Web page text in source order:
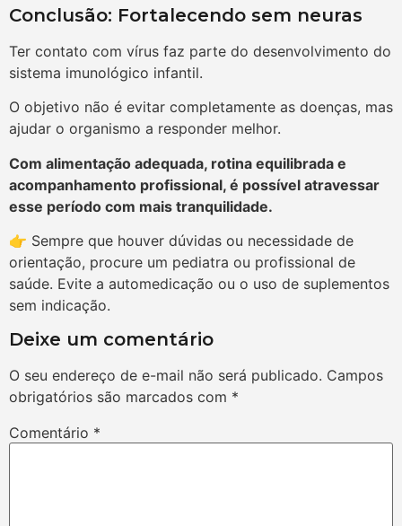
Conclusão: Fortalecendo sem neuras
Ter contato com vírus faz parte do desenvolvimento do
sistema imunológico infantil.
O objetivo não é evitar completamente as doenças, mas
ajudar o organismo a responder melhor.
Com alimentação adequada, rotina equilibrada e
acompanhamento profissional, é possível atravessar
esse período com mais tranquilidade.
👉 Sempre que houver dúvidas ou necessidade de
orientação, procure um pediatra ou profissional de
saúde. Evite a automedicação ou o uso de suplementos
sem indicação.
Deixe um comentário
O seu endereço de e-mail não será publicado. Campos
obrigatórios são marcados com *
Comentário *